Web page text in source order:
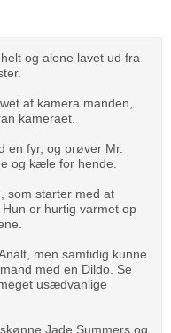
og alene lavet ud fra
af kamera manden,
kameraet.
en fyr, og prøver Mr.
og kæle for hende.
som starter med at
er hurtig varmet op
men samtidig kunne
med en Dildo. Se
usædvanlige
Jade Summers og